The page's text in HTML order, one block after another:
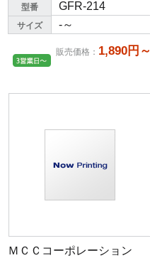
型番 GFR-214
サイズ -～
販売価格 ： 1,890円～
ＭＣＣコーポレーション